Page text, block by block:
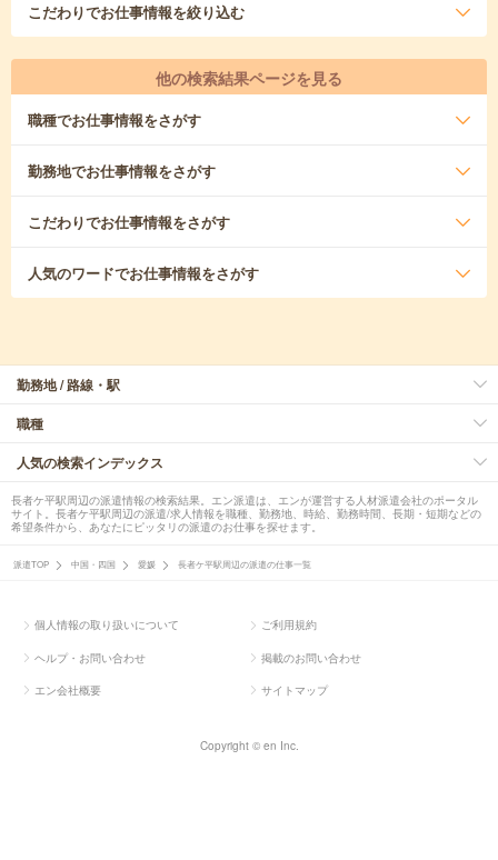
こだわりでお仕事情報を絞り込む
他の検索結果ページを見る
職種でお仕事情報をさがす
勤務地でお仕事情報をさがす
こだわりでお仕事情報をさがす
人気のワードでお仕事情報をさがす
勤務地 / 路線・駅
職種
人気の検索インデックス
長者ケ平駅周辺の派遣情報の検索結果。エン派遣は、エンが運営する人材派遣会社のポータル
サイト。長者ケ平駅周辺の派遣/求人情報を職種、勤務地、時給、勤務時間、長期・短期などの
希望条件から、あなたにピッタリの派遣のお仕事を探せます。
派遣TOP 中国・四国 愛媛 長者ケ平駅周辺の派遣の仕事一覧
個人情報の取り扱いについて ご利用規約
ヘルプ・お問い合わせ 掲載のお問い合わせ
エン会社概要 サイトマップ
Copyright © en Inc.